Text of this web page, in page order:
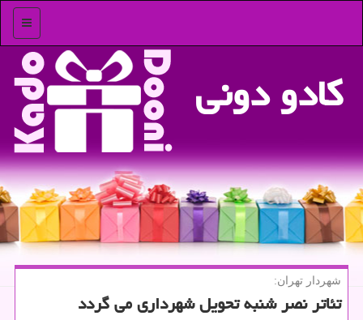
منو
كادو دونی
شهردار تهران:
تئاتر نصر شنبه تحویل شهرداری می گردد